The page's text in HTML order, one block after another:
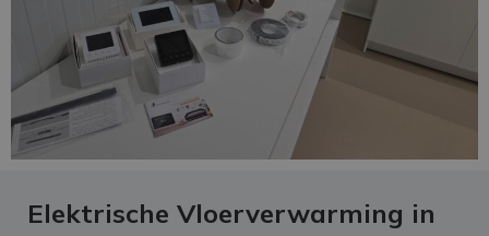
Elektrische Vloerverwarming in